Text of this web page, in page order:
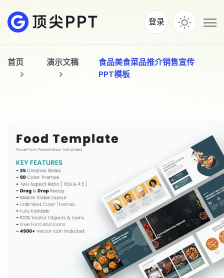
登录
首页 演示文稿
食品美食菜品推介销售宣传
PPT模板